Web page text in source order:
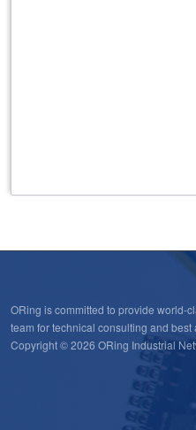
ORing is committed to provide world-
team for technical consulting and best
Copyright © 2026 ORing Industrial